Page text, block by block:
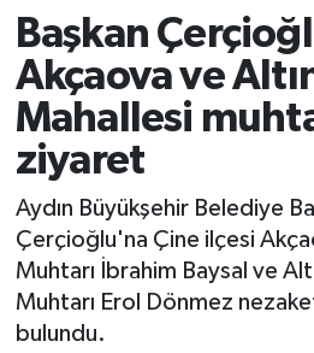
Başkan
Akçaova ve
Mahallesi
ziyaret
Aydın Büyükşehir Belediye
Çerçioğlu'na Çine ilçesi
Muhtarı İbrahim Baysal ve
Muhtarı Erol Dönmez
bulundu.